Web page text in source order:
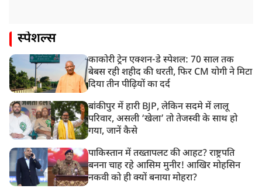
स्पेशल्स
काकोरी ट्रेन एक्शन-डे स्पेशल: 70 साल तक
बेबस रही शहीद की धरती, फिर CM योगी ने मिटा
दिया तीन पीढ़ियों का दर्द
बांकीपुर में हारी BJP, लेकिन सदमे में लालू
परिवार, असली ‘खेला’ तो तेजस्वी के साथ हो
गया, जानें कैसे
पाकिस्तान में तख्तापलट की आहट? राष्ट्रपति
बनना चाह रहे आसिम मुनीर! आखिर मोहसिन
नकवी को ही क्यों बनाया मोहरा?